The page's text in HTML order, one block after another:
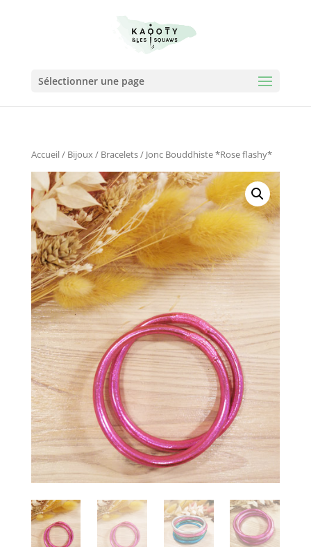
Sélectionner une page
Accueil/ Bijoux/ Bracelets/ Jonc Bouddhiste *Rose flashy*